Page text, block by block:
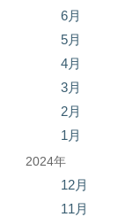
6月
5月
4月
3月
2月
1月
2024年
12月
11月